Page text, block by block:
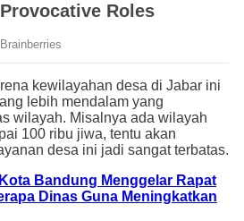
kewilayahan desa di Jabar ini
lebih mendalam yang
wilayah. Misalnya ada wilayah
100 ribu jiwa, tentu akan
desa ini jadi sangat terbatas.
Bandung Menggelar Rapat
Dinas Guna Meningkatkan